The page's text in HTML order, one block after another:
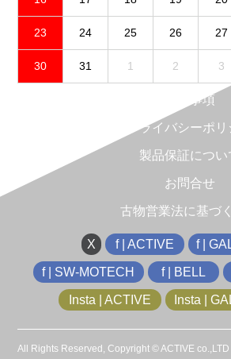
23 24 25 26 27
30 31 1 2 3
免責事項
プライバシーポ
製品保証につい
お問合せ
古物営業法に基づ
X f | ACTIVE f |
f | SW-MOTECH f | BELL
Insta | ACTIVE Insta |
All Rights Reserved, Copyright © ACTIVE co.,LTD